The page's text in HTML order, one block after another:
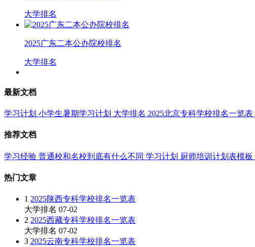
大学排名
2025广东二本公办院校排名
大学排名
最新文档
学习计划 小学生暑期学习计划 大学排名 2025北京专科学校排名一览表
推荐文档
学习经验 普通校和名校到底有什么不同 学习计划 厨师培训计划表模板
热门文章
1 2025陕西专科学校排名一览表
大学排名 07-02
2 2025西藏专科学校排名一览表
大学排名 07-02
3 2025云南专科学校排名一览表